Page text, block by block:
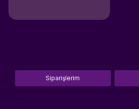
Siparişlerim